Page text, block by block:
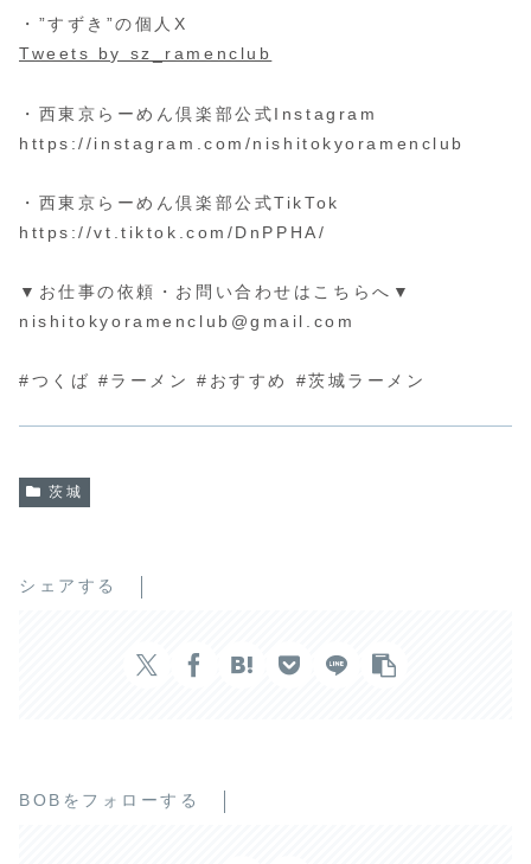
・”すずき”の個人X
Tweets by sz_ramenclub
・西東京らーめん倶楽部公式Instagram
https://instagram.com/nishitokyoramenclub
・西東京らーめん倶楽部公式TikTok
https://vt.tiktok.com/DnPPHA/
▼お仕事の依頼・お問い合わせはこちらへ▼
nishitokyoramenclub@gmail.com
#つくば #ラーメン #おすすめ #茨城ラーメン
茨城
シェアする
BOBをフォローする